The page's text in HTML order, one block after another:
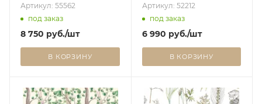
Артикул: 55562
под заказ
8 750 руб./шт
В КОРЗИНУ
Артикул: 52212
под заказ
6 990 руб./шт
В КОРЗИНУ